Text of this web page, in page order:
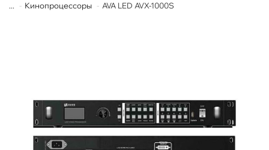
... Кинопроцессоры AVA LED AVX-1000S